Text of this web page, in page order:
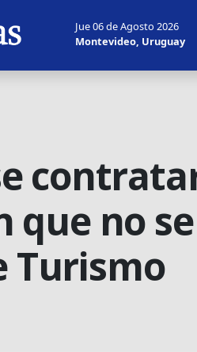
Jue 06 de Agosto 2026
Montevideo, Uruguay
que no
Turismo